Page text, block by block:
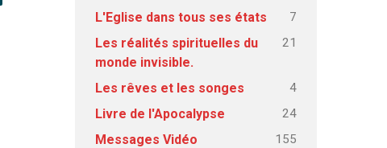
L'Eglise dans tous ses états 7
Les réalités spirituelles du
monde invisible.
21
Les rêves et les songes 4
Livre de l'Apocalypse 24
Messages Vidéo 155